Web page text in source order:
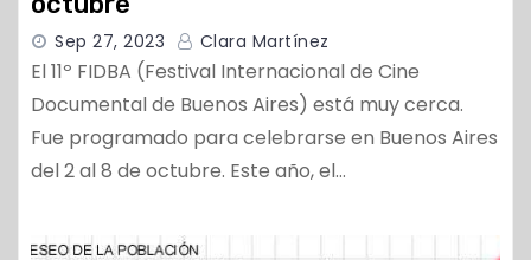
Sep 27, 2023 Clara Martínez
El 11º FIDBA (Festival Internacional de Cine
Documental de Buenos Aires) está muy cerca.
Fue programado para celebrarse en Buenos Aires
del 2 al 8 de octubre. Este año, el…